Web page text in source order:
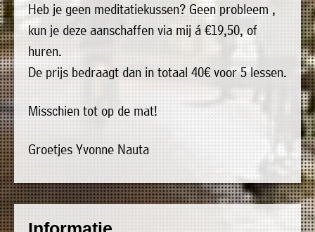
Heb je geen meditatiekussen? Geen probleem ,
kun je deze aanschaffen via mij á €19,50, of
huren.
De prijs bedraagt dan in totaal 40€ voor 5 lessen.
Misschien tot op de mat!
Groetjes Yvonne Nauta